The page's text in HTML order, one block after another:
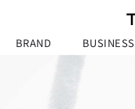
BRAND BUSINESS